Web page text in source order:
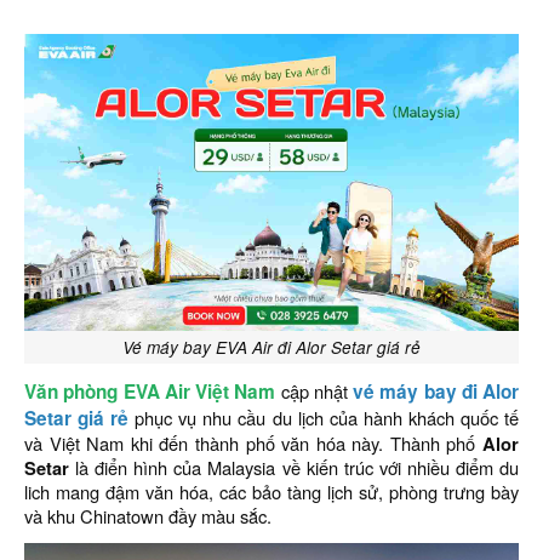
Vé máy bay EVA Air đi Alor Setar giá rẻ
Văn phòng EVA Air Việt Nam cập nhậtvé máy bay đi Alor
Setar giá rẻ phục vụ nhu cầu du lịch của hành khách quốc tế
và Việt Nam khi đến thành phố văn hóa này. Thành phố Alor
Setar là điển hình của Malaysia về kiến trúc với nhiều điểm du
lich mang đậm văn hóa, các bảo tàng lịch sử, phòng trưng bày
và khu Chinatown đầy màu sắc.